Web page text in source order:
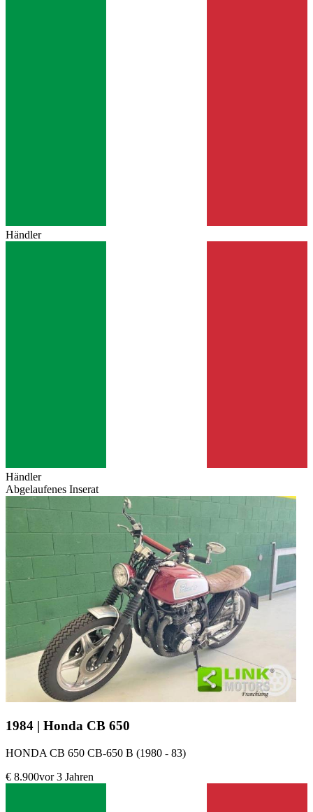
Händler
Händler
Abgelaufenes Inserat
1984 | Honda CB 650
HONDA CB 650 CB-650 B (1980 - 83)
€ 8.900vor 3 Jahren